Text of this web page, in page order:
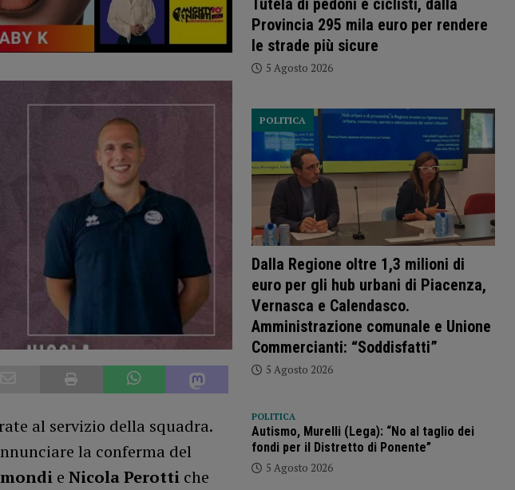
al servizio della squadra.
la conferma del
e Nicola Perottiche
Tutela di pedoni e ciclisti, dalla
Provincia 295 mila euro per rendere
le strade più sicure
5 Agosto 2026
Dalla Regione oltre 1,3 milioni di
euro per gli hub urbani di Piacenza,
Vernasca e Calendasco.
Amministrazione comunale e Unione
Commercianti: “Soddisfatti”
POLITICA
5 Agosto 2026
POLITICA
Autismo, Murelli (Lega): “No al taglio dei
fondi per il Distretto di Ponente”
5 Agosto 2026